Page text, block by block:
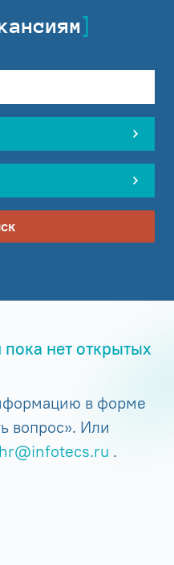
нет открытых
в форме
вопрос». Или
hr@infotecs.ru .